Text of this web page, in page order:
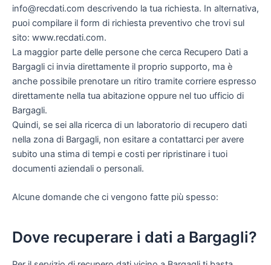
info@recdati.com descrivendo la tua richiesta. In alternativa,
puoi compilare il form di richiesta preventivo che trovi sul
sito: www.recdati.com.
La maggior parte delle persone che cerca Recupero Dati a
Bargagli ci invia direttamente il proprio supporto, ma è
anche possibile prenotare un ritiro tramite corriere espresso
direttamente nella tua abitazione oppure nel tuo ufficio di
Bargagli.
Quindi, se sei alla ricerca di un laboratorio di recupero dati
nella zona di Bargagli, non esitare a contattarci per avere
subito una stima di tempi e costi per ripristinare i tuoi
documenti aziendali o personali.
Alcune domande che ci vengono fatte più spesso:
Dove recuperare i dati a Bargagli?